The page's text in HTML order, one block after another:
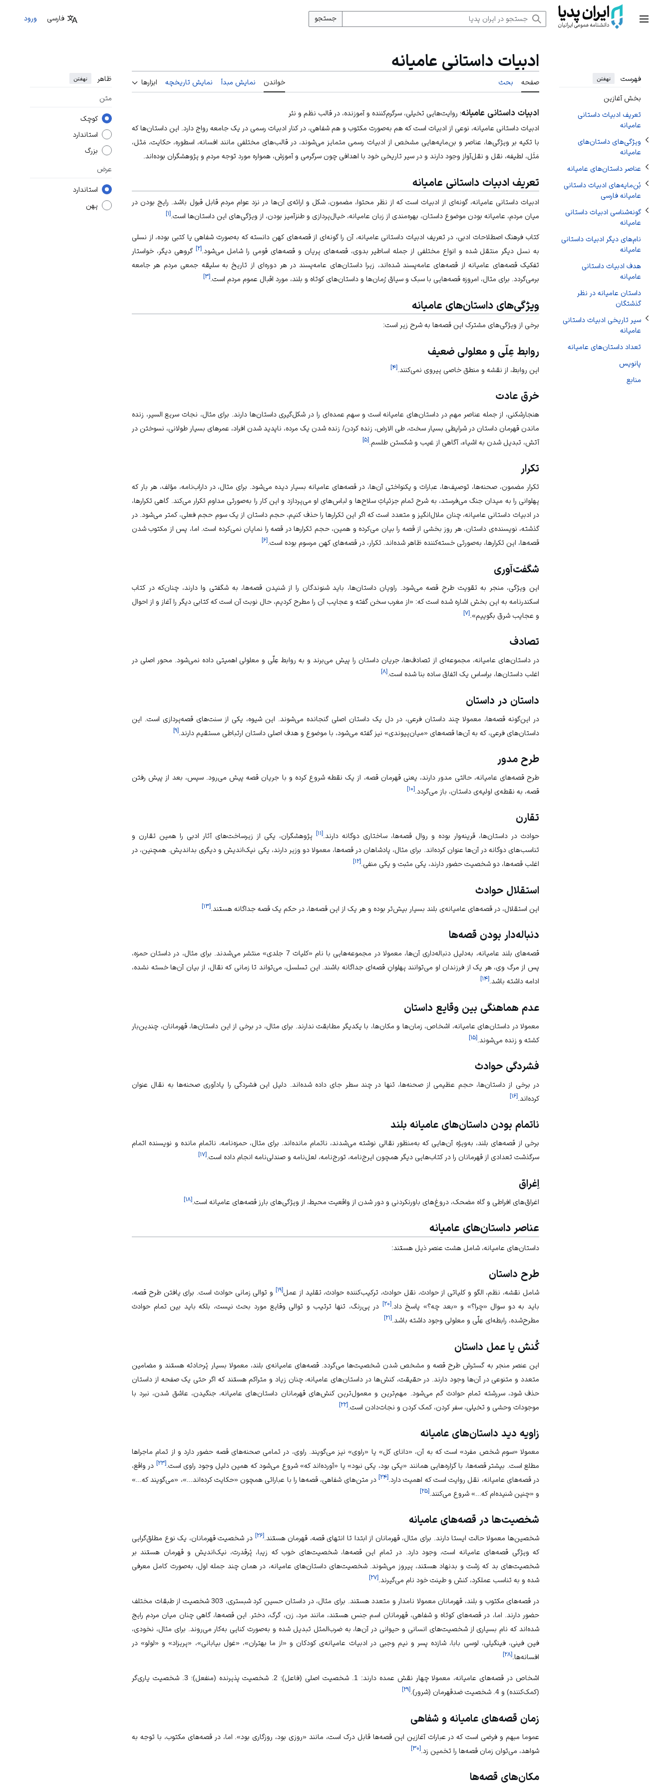
منوی اصلی
جستجو فارسی ورود
فهرست نهفتن
بخش آغازین
تعریف ادبیات داستانی
عامیانه
ویژگی‌های داستان‌های
عامیانه
تغییر وضعیت زیربخش‌های ویژگی‌های داستان‌های عامیانه
عناصر داستان‌های عامیانه
تغییر وضعیت زیربخش‌های عناصر داستان‌های عامیانه
بُن‌مایه‌های ادبیات داستانی
عامیانه فارسی
تغییر وضعیت زیربخش‌های بُن‌مایه‌های ادبیات داستانی عامیانه فارسی
گونه‌شناسی ادبیات داستانی
عامیانه
تغییر وضعیت زیربخش‌های گونه‌شناسی ادبیات داستانی عامیانه
نام‌های دیگر ادبیات داستانی
عامیانه
هدف ادبیات داستانی
عامیانه
داستان عامیانه در نظر
گذشتگان
سیر تاریخی ادبیات داستانی
عامیانه
تغییر وضعیت زیربخش‌های سیر تاریخی ادبیات داستانی عامیانه
تعداد داستان‌های عامیانه
پانویس
منابع
ادبیات داستانی عامیانه
صفحه بحث خواندن نمایش مبدأ نمایش تاریخچه ابزارها ظاهر نهفتن
متن
کوچک
استاندارد
بزرگ
عرض
استاندارد
پهن
ادبیات داستانی عامیانه؛ روایت‌هایی تخیلی، سرگرم‌کننده و آموزنده، در قالب نظم و نثر
ادبیات داستانی عامیانه، نوعی از ادبیات است که هم به‌صورت مکتوب و هم شفاهی، در کنار ادبیات رسمی در یک جامعه رواج دارد. این داستان‌ها که
با تکیه بر ویژگی‌ها، عناصر و بن‌مایه‌هایی مشخص از ادبیات رسمی متمایز می‌شوند، در قالب‌های مختلفی مانند افسانه، اسطوره، حکایت، مَتَل،
مَثَل، لطیفه، نقل و نقل‌آواز وجود دارند و در سیر تاریخی خود با اهدافی چون سرگرمی و آموزش، همواره مورد توجه مردم و پژوهشگران بوده‌اند.
تعریف ادبیات داستانی عامیانه
ادبیات داستانی عامیانه، گونه‌ای از ادبیات است که از نظر محتوا، مضمون، شکل و ارائه‌ی آن‌ها در نزد عوام مردم قابل قبول باشد. رایج بودن در
میان مردم، عامیانه بودن موضوع داستان، بهره‌مندی از زبان عامیانه، خیال‌پردازی و طنزآمیز بودن، از ویژگی‌های این داستان‌ها است.[۱]
کتاب فرهنگ اصطلاحات ادبی، در تعریف ادبیات داستانی عامیانه، آن را گونه‌ای از قصه‌های کهن دانسته که به‌صورت شفاهی یا کتبی بوده، از نسلی
به نسل دیگر منتقل شده و انواع مختلفی از جمله اساطیر بدوی، قصه‌های پریان و قصه‌های قومی را شامل می‌شود.[۲] گروهی دیگر، خواستار
تفکیک قصه‌های عامیانه از قصه‌های عامه‌پسند شده‌اند، زیرا داستان‌های عامه‌پسند در هر دوره‌ای از تاریخ به سلیقه جمعی مردم هر جامعه
برمی‌گردد. برای مثال، امروزه قصه‌هایی با سبک و سیاق رُمان‌ها و داستان‌های کوتاه و بلند، مورد اقبال عموم مردم است.[۳]
ویژگی‌های داستان‌های عامیانه
برخی از ویژگی‌های مشترک این قصه‌ها به شرح زیر است:
روابط عِلّی و معلولی ضعیف
این روابط، از نقشه و منطق خاصی پیروی نمی‌کنند. [۴]
خرق عادت
هنجارشکنی، از جمله عناصر مهم در داستان‌های عامیانه است و سهم عمده‌ای را در شکل‌گیری داستان‌ها دارند. برای مثال، نجات سریع السیر، زنده
ماندن قهرمان داستان در شرایطی بسیار سخت، طی الارض، زنده کردن/ زنده شدن یک مرده، ناپدید شدن افراد، عمرهای بسیار طولانی، نسوختن در
آتش، تبدیل شدن به اشیاء، آگاهی از غیب و شکستن طلسم. [۵]
تکرار
تکرار مضمون، صحنه‌ها، توصیف‌ها، عبارات و یکنواختی آن‌ها، در قصه‌های عامیانه بسیار دیده می‌شود. برای مثال، در داراب‌نامه، مؤلف، هر بار که
پهلوانی را به میدان جنگ می‌فرستد، به شرح تمام جزئیاتِ سلاح‌ها و لباس‌های او می‌پردازد و این کار را به‌صورتی مداوم تکرار می‌کند. گاهی تکرارها،
در ادبیات داستانی عامیانه، چنان ملال‌انگیز و متعدد است که اگر این تکرارها را حذف کنیم، حجم داستان از یک سوم حجم فعلی، کمتر می‌شود. در
گذشته، نویسنده‌ی داستان، هر روز بخشی از قصه را بیان می‌کرده و همین، حجم تکرارها در قصه را نمایان نمی‌کرده است. اما، پس از مکتوب شدن
قصه‌ها، این تکرارها، به‌صورتی خسته‌کننده ظاهر شده‌اند. تکرار، در قصه‌های کهن مرسوم بوده است.[۶]
شگفت‌آوری
این ویژگی، منجر به تقویت طرحِ قصه می‌شود. راویان داستان‌ها، باید شنوندگان را از شنیدن قصه‌ها، به شگفتی وا دارند، چنان‌که در کتاب
اسکندرنامه به این بخش اشاره شده است که: «از مغرب سخن گفته و عجایب آن را مطرح کردیم، حال نوبت آن است که کتابی دیگر را آغاز و از احوال
و عجایب شرق بگوییم». [۷]
تصادف
در داستان‌های عامیانه، مجموعه‌ای از تصادف‌ها، جریان داستان را پیش می‌برند و به روابط عِلّی و معلولی اهمیتی داده نمی‌شود. محور اصلی در
اغلب داستان‌ها، براساس یک اتفاق ساده بنا شده است.[۸]
داستان در داستان
در این‌گونه قصه‌ها، معمولا چند داستان فرعی، در دل یک داستان اصلی گنجانده می‌شوند. این شیوه، یکی از سنت‌های قصه‌پردازی است. این
داستان‌های فرعی، که به آن‌ها قصه‌های «میان‌پیوندی» نیز گفته می‌شود، با موضوع و هدف اصلی داستان ارتباطی مستقیم دارند. [۹]
طرح مدور
طرح قصه‌های عامیانه، حالتی مدور دارند، یعنی قهرمان قصه، از یک نقطه شروع کرده و با جریان قصه پیش می‌رود. سپس، بعد از پیش رفتن
قصه، به نقطه‌ی اولیه‌ی داستان، باز می‌گردد. [۱۰]
تقارن
حوادث در داستان‌ها، قرینه‌وار بوده و روال قصه‌ها، ساختاری دوگانه دارند.[۱۱]
پژوهشگران، یکی از زیرساخت‌های آثار ادبی را همین تقارن و
تناسب‌های دوگانه در آن‌ها عنوان کرده‌اند. برای مثال، پادشاهان در قصه‌ها، معمولا دو وزیر دارند، یکی نیک‌اندیش و دیگری بداندیش. همچنین، در
اغلب قصه‌ها، دو شخصیت حضور دارند، یکی مثبت و یکی منفی.[۱۲]
استقلال حوادث
این استقلال، در قصه‌های عامیانه‌ی بلند بسیار بیش‌تر بوده و هر یک از این قصه‌ها، در حکم یک قصه جداگانه هستند. [۱۳]
دنباله‌دار بودن قصه‌ها
قصه‌های بلند عامیانه، به‌دلیل دنباله‌داری آن‌ها، معمولا در مجموعه‌هایی با نام «کلیات 7 جلدی» منتشر می‌شدند. برای مثال، در داستان حمزه،
پس از مرگ وی، هر یک از فرزندان او می‌توانند پهلوانِ قصه‌ای جداگانه باشند. این تسلسل، می‌تواند تا زمانی که نقال، از بیان آن‌ها خسته نشده،
ادامه داشته باشد.[۱۴]
عدم هماهنگی بین وقایع داستان
معمولا در داستان‌های عامیانه، اشخاص، زمان‌ها و مکان‌ها، با یکدیگر مطابقت ندارند. برای مثال، در برخی از این داستان‌ها، قهرمانان، چندین‌بار
کشته و زنده می‌شوند. [۱۵]
فشردگی حوادث
در برخی از داستان‌ها، حجم عظیمی از صحنه‌ها، تنها در چند سطر جای داده شده‌اند. دلیل این فشردگی را یادآوری صحنه‌ها به نقال عنوان
کرده‌اند. [۱۶]
ناتمام بودن داستان‌های عامیانه بلند
برخی از قصه‌های بلند، به‌ویژه آن‌هایی که به‌منظور نقالی نوشته می‌شدند، ناتمام مانده‌اند. برای مثال، حمزه‌نامه، ناتمام مانده و نویسنده اتمام
سرگذشت تعدادی از قهرمانان را در کتاب‌هایی دیگر همچون ایرج‌نامه، تورج‌نامه، لعل‌نامه و صندلی‌نامه انجام داده است.[۱۷]
اِغراق
اغراق‌های افراطی و گاه مضحک، دروغ‌های باورنکردنی و دور شدن از واقعیت محیط، از ویژگی‌های بارز قصه‌های عامیانه است. [۱۸]
عناصر داستان‌های عامیانه
داستان‌های عامیانه، شامل هشت عنصر ذیل هستند:
طرح داستان
شامل نقشه، نظم، الگو و کلیاتی از حوادث، نقل حوادث، ترکیب‌کننده حوادث، تقلید از عمل[۱۹]و توالی زمانی حوادث است. برای یافتن طرح قصه،
باید به دو سوال «چرا؟» و «بعد چه؟» پاسخ داد.[۲۰]
در پی‌رنگ، تنها ترتیب و توالی وقایع مورد بحث نیست، بلکه باید بین تمام حوادث
مطرح‌شده، رابطه‌ای عِلّی و معلولی وجود داشته باشد.[۲۱]
کُنش یا عمل داستان
این عنصر منجر به گسترش طرح قصه و مشخص شدن شخصیت‌ها می‌گردد. قصه‌های عامیانه‌ی بلند، معمولا بسیار پُرحادثه هستند و مضامین
متعدد و متنوعی در آن‌ها وجود دارند. در حقیقت، کنش‌ها در داستان‌های عامیانه، چنان زیاد و متراکم هستند که اگر حتی یک صفحه از داستان
حذف شود، سررشته تمام حوادث گم می‌شود. مهم‌ترین و معمول‌ترین کنش‌های قهرمانان داستان‌های عامیانه، جنگیدن، عاشق شدن، نبرد با
موجودات وحشی و تخیلی، سفر کردن، کمک‌ کردن و نجات‌دادن است. [۲۲]
زاویه دید داستان‌های عامیانه
معمولا «سوم شخص مفرد» است که به آن، «دانای کل» یا «راوی» نیز می‌گویند. راوی، در تمامی صحنه‌های قصه حضور دارد و از تمام ماجراها
مطلع است. بیشتر قصه‌ها، با گزاره‌هایی همانند «یکی بود، یکی نبود» یا «آورده‌اند که» شروع می‌شود که همین دلیل وجود راوی است.[۲۳] در واقع،
در قصه‌های عامیانه، نقل روایت است که اهمیت دارد. [۲۴] در متن‌های شفاهی، قصه‌ها را با عباراتی همچون «حکایت کرده‌اند...»، «می‌گویند که...»
و «چنین شنیده‌ام که...» شروع می‌کنند. [۲۵]
شخصیت‌ها در قصه‌های عامیانه
شخصین‌ها معمولا حالت ایستا دارند. برای مثال، قهرمانان از ابتدا تا انتهای قصه، قهرمان هستند.[۲۶] در شخصیت قهرمانان، یک نوع مطلق‌گرایی
که ویژگی قصه‌های عامیانه است، وجود دارد. در تمام این قصه‌ها، شخصیت‌های خوب که زیبا، پُرقدرت، نیک‌اندیش و قهرمان هستند بر
شخصیت‌های بد که زشت و بدنهاد هستند، پیروز می‌شوند. شخصیت‌های داستان‌های عامیانه، در همان چند جمله اول، به‌صورت کامل معرفی
شده و به تناسب عملکرد، کنش و طینت خود نام می‌گیرند.[۲۷]
در قصه‌های مکتوب و بلند، قهرمانان معمولا نامدار و متعدد هستند. برای مثال، در داستان حسین کرد شبستری، 303 شخصیت از طبقات مختلف
حضور دارند. اما، در قصه‌های کوتاه و شفاهی، قهرمانان اسم جنس هستند، مانند مرد، زن، گرگ، دختر. این قصه‌ها، گاهی چنان میان مردم رایج
شده‌اند که نام بسیاری از شخصیت‌های انسانی و حیوانی در آن‌ها، به ضرب‌المثل تبدیل شده و به‌صورت کنایی به‌کار می‌روند. برای مثال، نخودی،
فین فینی، فینگیلی، لوسی بابا، شازده پسر و نیم وجبی در ادبیات عامیانه‌ی کودکان و «از ما بهتران»، «غول بیابانی»، «پریزاد» و «لولو» در
افسانه‌ها.[۲۸]
اشخاص در قصه‌های عامیانه، معمولا چهار نقش عمده دارند: 1. شخصیت اصلی (فاعل)؛ 2. شخصیت پذیرنده (منفعل)؛ 3. شخصیت یاری‌گر
(کمک‌کننده) و 4. شخصیت ضدقهرمان (شرور).
[۲۹]
زمان قصه‌های عامیانه و شفاهی
عموما مبهم و فرضی است که در عبارات آغازین این قصه‌ها قابل درک است، مانند «روزی بود، روزگاری بود». اما، در قصه‌های مکتوب، با توجه به
شواهد، می‌توان زمان قصه‌ها را تخمین زد. [۳۰]
مکان‌های قصه‌ها